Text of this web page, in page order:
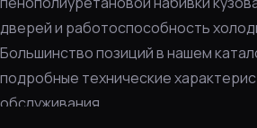
дверей и работоспособность
Большинство позиций в нашем
подробные технические
обслуживания.